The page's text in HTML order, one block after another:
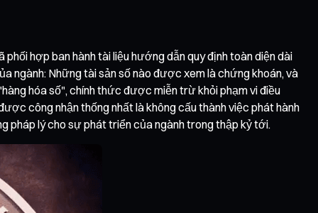
phối hợp ban hành tài liệu hướng dẫn quy định toàn diện dài
ngành: Những tài sản số nào được xem là chứng khoán, và
hóa số", chính thức được miễn trừ khỏi phạm vi điều
công nhận thống nhất là không cấu thành việc phát hành
pháp lý cho sự phát triển của ngành trong thập kỷ tới.